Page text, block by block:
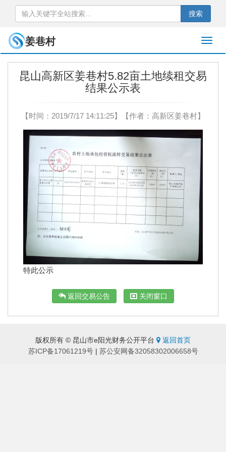
搜索
姜巷村
昆山高新区姜巷村5.82亩土地续租交易
结果公示表
【时间：2019/7/17 14:11:25】【作者：高新区姜巷村】
特此公示
返回交易公告 关闭窗口
版权所有 © 昆山市e阳光财务公开平台
返回首页
苏ICP备17061219号| 苏公安网备32058302006658号